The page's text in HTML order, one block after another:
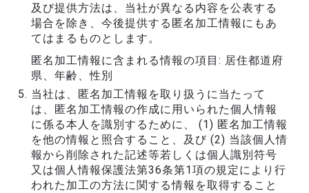
及び提供方法は、当社が異なる内容を公表する
場合を除き、今後提供する匿名加工情報にもあ
てはまるものとします。
匿名加工情報に含まれる情報の項目: 居住都道府
県、年齢、性別
当社は、匿名加工情報を取り扱うに当たって
は、匿名加工情報の作成に用いられた個人情報
に係る本人を識別するために、 (1) 匿名加工情報
を他の情報と照合すること、及び (2) 当該個人情
報から削除された記述等若しくは個人識別符号
又は個人情報保護法第36条第1項の規定により行
われた加工の方法に関する情報を取得すること